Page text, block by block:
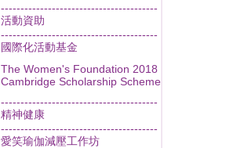
----------------------------------------
活動資助
----------------------------------------
國際化活動基金
The Women's Foundation 2018
Cambridge Scholarship Scheme
----------------------------------------
精神健康
----------------------------------------
愛笑瑜伽減壓工作坊